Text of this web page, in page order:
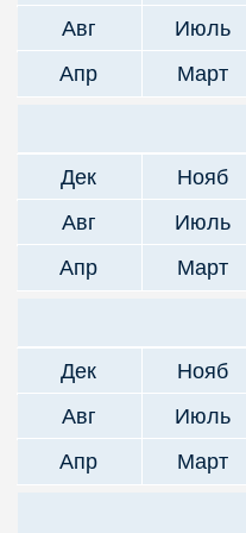
Авг
Июль
Апр
Март
Дек
Нояб
Авг
Июль
Апр
Март
Дек
Нояб
Авг
Июль
Апр
Март